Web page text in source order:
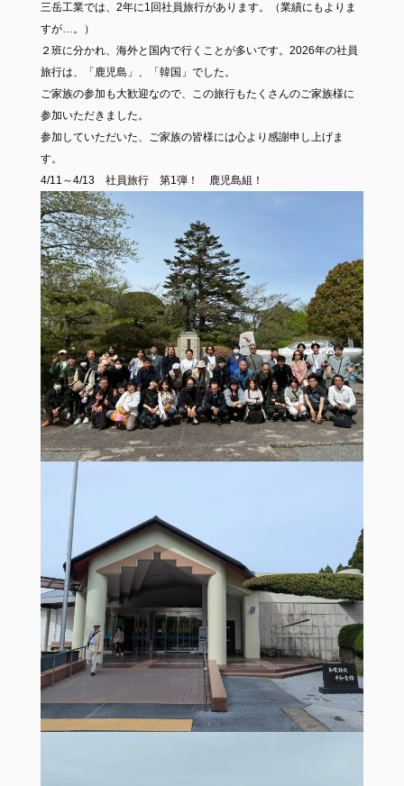
三岳工業では、2年に1回社員旅行があります。（業績にもよりま
すが…。）
２班に分かれ、海外と国内で行くことが多いです。2026年の社員
旅行は、「鹿児島」、「韓国」でした。
ご家族の参加も大歓迎なので、この旅行もたくさんのご家族様に
参加いただきました。
参加していただいた、ご家族の皆様には心より感謝申し上げま
す。
4/11～4/13 社員旅行 第1弾！ 鹿児島組！